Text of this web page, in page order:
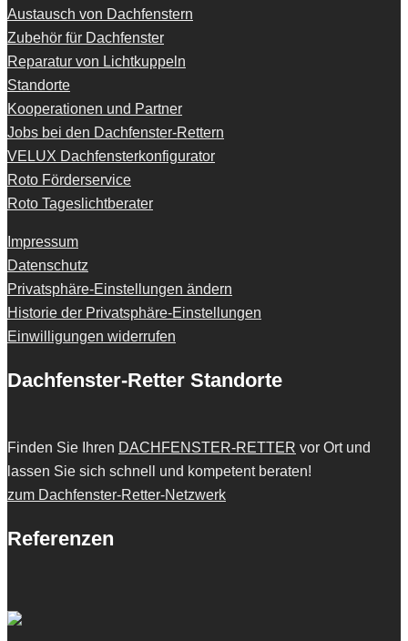
Austausch von Dachfenstern
Zubehör für Dachfenster
Reparatur von Lichtkuppeln
Standorte
Kooperationen und Partner
Jobs bei den Dachfenster-Rettern
VELUX Dachfensterkonfigurator
Roto Förderservice
Roto Tageslichtberater
Impressum
Datenschutz
Privatsphäre-Einstellungen ändern
Historie der Privatsphäre-Einstellungen
Einwilligungen widerrufen
Dachfenster-Retter Standorte
Finden Sie Ihren DACHFENSTER-RETTER vor Ort und
lassen Sie sich schnell und kompetent beraten!
zum Dachfenster-Retter-Netzwerk
Referenzen